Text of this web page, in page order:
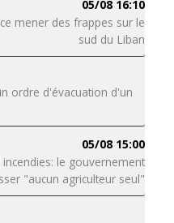
05/08 16:10
mener des frappes sur le
sud du Liban
ordre d'évacuation d'un
05/08 15:00
incendies: le gouvernement
"aucun agriculteur seul"